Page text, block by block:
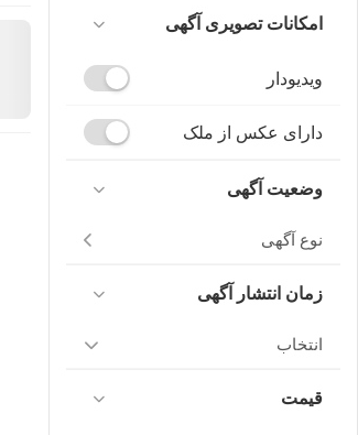
امکانات تصویری آگهی
ویدیودار
دارای عکس از ملک
وضعیت آگهی
نوع آگهی
زمان انتشار آگهی
انتخاب
قیمت